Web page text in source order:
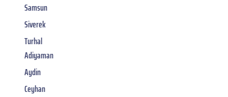
Samsun
Siverek
Turhal
Adiyaman
Aydin
Ceyhan